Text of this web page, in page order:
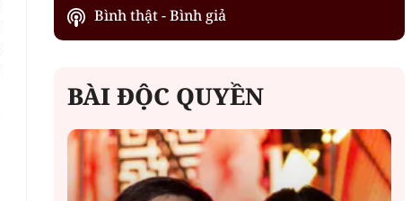
Bình thật - Bình giả
BÀI ĐỘC QUYỀN